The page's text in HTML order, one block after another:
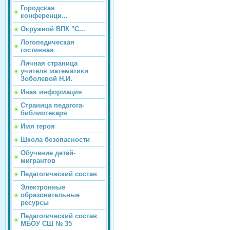
Городская
конференци...
Окружной ВПК "С...
Логопедическая
гостинная
Личная страница
учителя математики
Зоболевой Н.И.
Иная информация
Страница педагога-
библиотекаря
Имя героя
Школа безопасности
Обучение детей-
мигрантов
Педагогический состав
Электронные
образовательные
ресурсы
Педагогический состав
МБОУ СШ № 35